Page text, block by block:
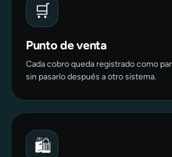
🛒
Punto de venta
Cada cobro queda registrado como
sin pasarlo después a otro sistema.
🛍️